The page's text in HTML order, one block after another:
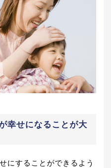
幸せになることが大
にすることができるよう